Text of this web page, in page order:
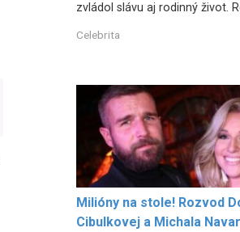
zvládol slávu aj rodinný život.
Celebrita
Milióny na stole! Rozvod
Cibulkovej a Michala